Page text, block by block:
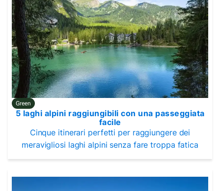
Green
5 laghi alpini raggiungibili con una passeggiata
facile
Cinque itinerari perfetti per raggiungere dei
meravigliosi laghi alpini senza fare troppa fatica